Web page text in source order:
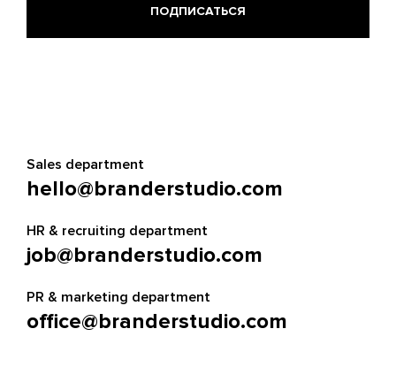
Sales department
hello@branderstudio.com
HR & recruiting department
job@branderstudio.com
PR & marketing department
office@branderstudio.com